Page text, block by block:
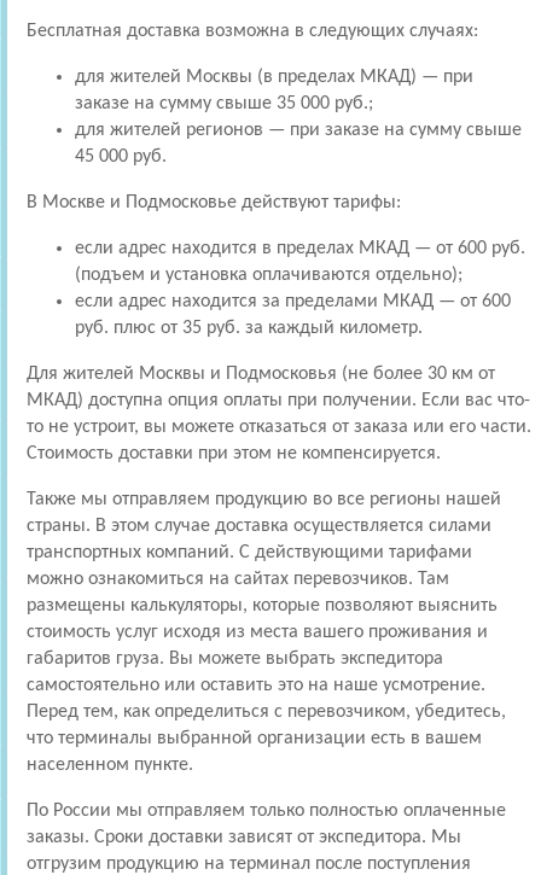
Бесплатная доставка возможна в следующих случаях:
для жителей Москвы (в пределах МКАД) — при
заказе на сумму свыше 35 000 руб.;
для жителей регионов — при заказе на сумму свыше
45 000 руб.
В Москве и Подмосковье действуют тарифы:
если адрес находится в пределах МКАД — от 600 руб.
(подъем и установка оплачиваются отдельно);
если адрес находится за пределами МКАД — от 600
руб. плюс от 35 руб. за каждый километр.
Для жителей Москвы и Подмосковья (не более 30 км от
МКАД) доступна опция оплаты при получении. Если вас что-
то не устроит, вы можете отказаться от заказа или его части.
Стоимость доставки при этом не компенсируется.
Также мы отправляем продукцию во все регионы нашей
страны. В этом случае доставка осуществляется силами
транспортных компаний. С действующими тарифами
можно ознакомиться на сайтах перевозчиков. Там
размещены калькуляторы, которые позволяют выяснить
стоимость услуг исходя из места вашего проживания и
габаритов груза. Вы можете выбрать экспедитора
самостоятельно или оставить это на наше усмотрение.
Перед тем, как определиться с перевозчиком, убедитесь,
что терминалы выбранной организации есть в вашем
населенном пункте.
По России мы отправляем только полностью оплаченные
заказы. Сроки доставки зависят от экспедитора. Мы
отгрузим продукцию на терминал после поступления